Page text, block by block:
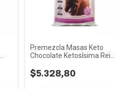
Premezcla Masas Keto
Chocolate Ketosísima Reina
$5.328,80